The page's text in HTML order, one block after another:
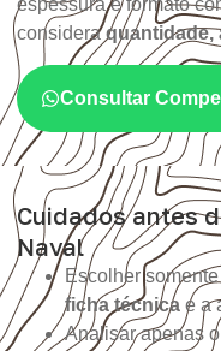
consideraquantidade,
Consultar
Cuidados antes
Naval
Escolher
ficha técnica e a
Analisar apenas